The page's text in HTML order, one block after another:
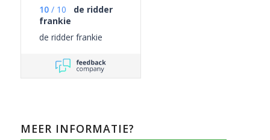
10 / 10
de ridder
frankie
de ridder frankie
MEER INFORMATIE?